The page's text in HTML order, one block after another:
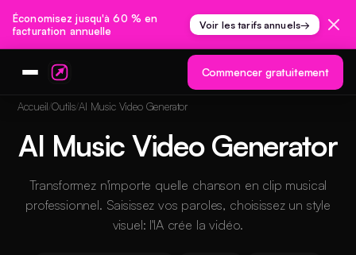
Économisez jusqu'à 60 % en
facturation annuelle
Voir les tarifs annuels→
Commencer gratuitement
Accueil Outils AI Music Video Generator
AI Music Video Generator
Transformez n'importe quelle chanson en clip musical
professionnel. Saisissez vos paroles, choisissez un style
visuel: l'IA crée la vidéo.